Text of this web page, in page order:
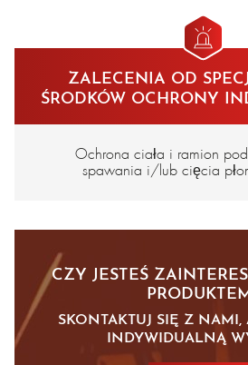
ZALECENIA OD
ŚRODKÓW OCHRONY
Ochrona ciała i ramion
spawania i/lub cięcia
CZY JESTEŚ
SKONTAKTUJ SIĘ Z NAMI,
INDYWIDUALNĄ